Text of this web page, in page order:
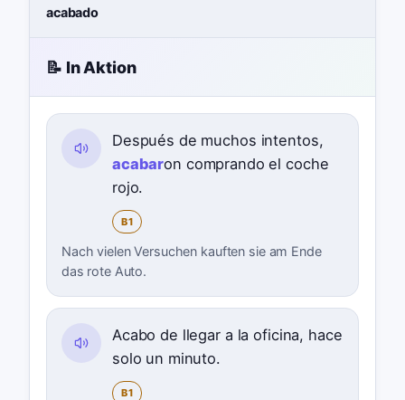
acabado
📝 In Aktion
Después de muchos intentos,
acabaron comprando el coche
rojo.
B1
Nach vielen Versuchen kauften sie am Ende
das rote Auto.
Acabo de llegar a la oficina, hace
solo un minuto.
B1